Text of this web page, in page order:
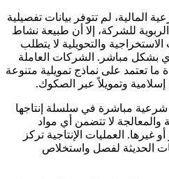
المالية، لم تتوفر بيانات تفصيلية
للشركة، إلا أن طبيعة نشاط
والتحويلية لا يتطلب
بشكل مباشر. الشركات العاملة
تعتمد على نماذج تمويلية متنوعة
وتمويلاً عبر الصكوك.
مباشرة في سلسلة إنتاجها
والمعالجة لا تتضمن أي مواد
غيرها. العمليات الإنتاجية تركز
الحديثة لفصل واستخلاص